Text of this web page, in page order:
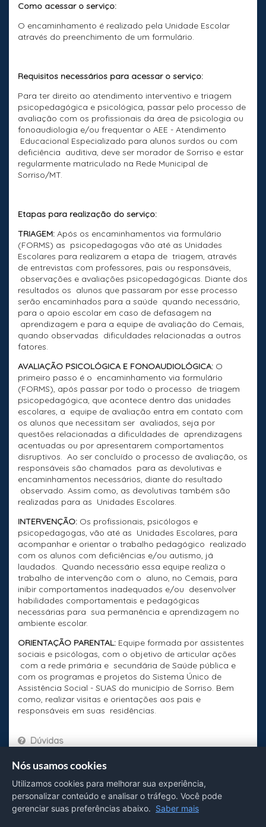
Como acessar o serviço:
O encaminhamento é realizado pela Unidade Escolar
através do preenchimento de um formulário.
Requisitos necessários para acessar o serviço:
Para ter direito ao atendimento interventivo e triagem
psicopedagógica e psicológica, passar pelo processo de
avaliação com os profissionais da área de psicologia ou
fonoaudiologia e/ou frequentar o AEE - Atendimento
Educacional Especializado para alunos surdos ou com
deficiência auditiva, deve ser morador de Sorriso e estar
regularmente matriculado na Rede Municipal de
Sorriso/MT.
Etapas para realização do serviço:
TRIAGEM: Após os encaminhamentos via formulário
(FORMS) as psicopedagogas vão até as Unidades
Escolares para realizarem a etapa de triagem, através
de entrevistas com professores, pais ou responsáveis,
observações e avaliações psicopedagógicas. Diante dos
resultados os alunos que passaram por esse processo
serão encaminhados para a saúde quando necessário,
para o apoio escolar em caso de defasagem na
aprendizagem e para a equipe de avaliação do Cemais,
quando observadas dificuldades relacionadas a outros
fatores.
AVALIAÇÃO PSICOLÓGICA E FONOAUDIOLÓGICA: O
primeiro passo é o encaminhamento via formulário
(FORMS), após passar por todo o processo de triagem
psicopedagógica, que acontece dentro das unidades
escolares, a equipe de avaliação entra em contato com
os alunos que necessitam ser avaliados, seja por
questões relacionadas a dificuldades de aprendizagens
acentuadas ou por apresentarem comportamentos
disruptivos. Ao ser concluído o processo de avaliação, os
responsáveis são chamados para as devolutivas e
encaminhamentos necessários, diante do resultado
observado. Assim como, as devolutivas também são
realizadas para as Unidades Escolares.
INTERVENÇÃO: Os profissionais, psicólogos e
psicopedagogas, vão até as Unidades Escolares, para
acompanhar e orientar o trabalho pedagógico realizado
com os alunos com deficiências e/ou autismo, já
laudados. Quando necessário essa equipe realiza o
trabalho de intervenção com o aluno, no Cemais, para
inibir comportamentos inadequados e/ou desenvolver
habilidades comportamentais e pedagógicas
necessárias para sua permanência e aprendizagem no
ambiente escolar.
ORIENTAÇÃO PARENTAL: Equipe formada por assistentes
sociais e psicólogas, com o objetivo de articular ações
com a rede primária e secundária de Saúde pública e
com os programas e projetos do Sistema Único de
Assistência Social - SUAS do município de Sorriso. Bem
como, realizar visitas e orientações aos pais e
responsáveis em suas residências.
Dúvidas
Avenida Ademar Raiter, nº 491, Centro
(66) 3544-8985 (Fixo e WhatsApp)
cemais.sorriso@gmail.com
segunda a sexta-feira, das 7 h às 11 h e das 13 h às 17
h
Nós usamos cookies
Utilizamos cookies para melhorar sua experiência,
personalizar conteúdo e analisar o tráfego. Você pode
gerenciar suas preferências abaixo. Saber mais